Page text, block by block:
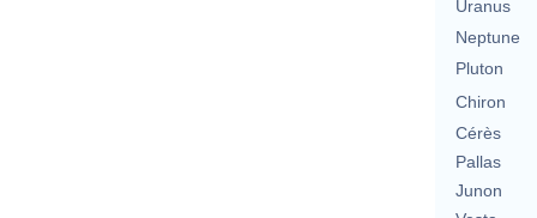
Uranus
Neptune
Pluton
Chiron
Cérès
Pallas
Junon